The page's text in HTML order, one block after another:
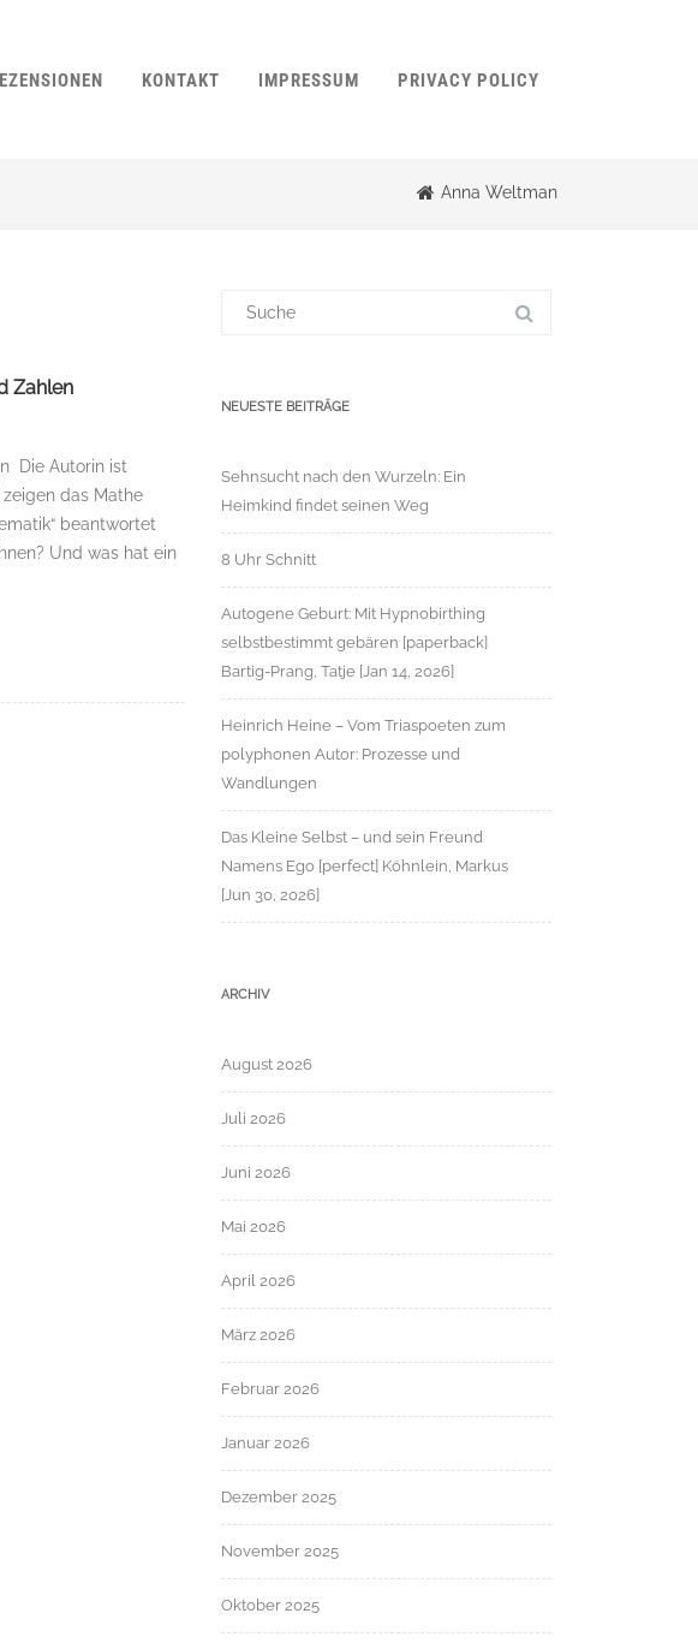
KONTAKT IMPRESSUM PRIVACY POLICY
Anna Weltman
Zahlen
Die Autorin ist
das Mathe
beantwortet
Und was hat ein
NEUESTE BEITRÄGE
Sehnsucht nach den Wurzeln: Ein
Heimkind findet seinen Weg
8 Uhr Schnitt
Autogene Geburt: Mit Hypnobirthing
selbstbestimmt gebären [paperback]
Bartig-Prang, Tatje [Jan 14, 2026]
Heinrich Heine – Vom Triaspoeten zum
polyphonen Autor: Prozesse und
Wandlungen
Das Kleine Selbst – und sein Freund
Namens Ego [perfect] Köhnlein, Markus
[Jun 30, 2026]
ARCHIV
August 2026
Juli 2026
Juni 2026
Mai 2026
April 2026
März 2026
Februar 2026
Januar 2026
Dezember 2025
November 2025
Oktober 2025